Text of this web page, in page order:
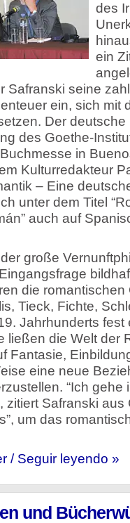
des
ein
Safranski seine
ein, sich mit
Der
des Goethe-
in
Kulturredakteur
– Eine
unter dem Titel
auch auf
große
die
Tieck, Fichte,
Jahrhunderts
ließen die Welt der
Fantasie,
eine neue
“Ich
zitiert Safranski
um das
/ Seguir leyendo »
und